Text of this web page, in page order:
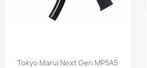
Snabbvy
Tokyo Marui Next Gen MP5A5